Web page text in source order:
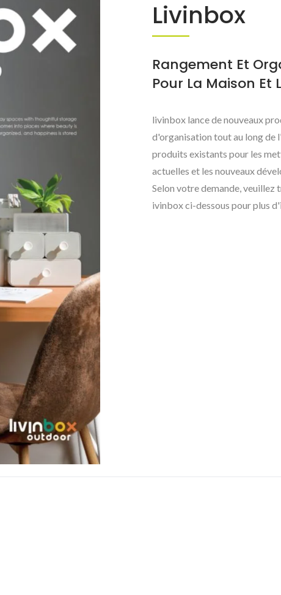
Livinbox
Rangement Et
Pour La Maison Et
livinbox lance de nouveaux
d'organisation tout au long de
produits existants pour les
actuelles et les nouveaux
Selon votre demande, veuillez
ivinbox ci-dessous pour plus